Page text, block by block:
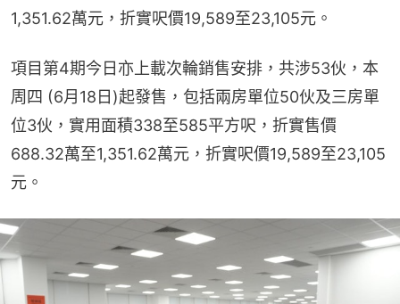
1,351.62萬元，折實呎價19,589至23,105元。
項目第4期今日亦上載次輪銷售安排，共涉53伙，本
周四 (6月18日)起發售，包括兩房單位50伙及三房單
位3伙，實用面積338至585平方呎，折實售價
688.32萬至1,351.62萬元，折實呎價19,589至23,105
元。